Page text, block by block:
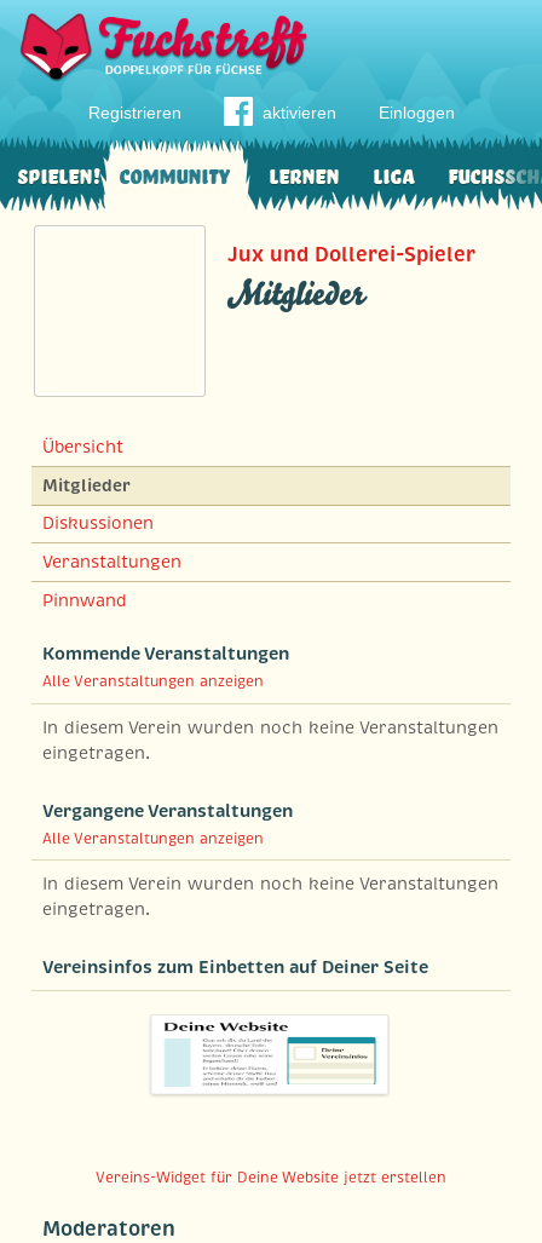
Registrieren aktivieren Einloggen
Community Lernen Liga
Spielen!
Jux und Dollerei-Spieler
Mitglieder
Übersicht
Mitglieder
Diskussionen
Veranstaltungen
Pinnwand
Kommende Veranstaltungen
Alle Veranstaltungen anzeigen
In diesem Verein wurden noch keine Veranstaltungen
eingetragen.
Vergangene Veranstaltungen
Alle Veranstaltungen anzeigen
In diesem Verein wurden noch keine Veranstaltungen
eingetragen.
Vereinsinfos zum Einbetten auf Deiner Seite
Vereins-Widget für Deine Website jetzt erstellen
Moderatoren